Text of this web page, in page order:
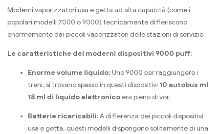
Moderni vaporizzatori usa e getta ad alta capacità (come i
popolari modelli 7000 o 9000) tecnicamente differiscono
enormemente dai piccoli vaporizzatori delle stazioni di servizio.
Le caratteristiche dei moderni dispositivi 9000 puff:
Enorme volume liquido: Uno 9000 per raggiungere i
treni, si trovano spesso in questi dispositivi 10 autobus ml
18 ml di liquido elettronico era pieno di vor.
Batterie ricaricabili: A differenza dei piccoli dispositivi
usa e getta, questi modelli dispongono solitamente di una